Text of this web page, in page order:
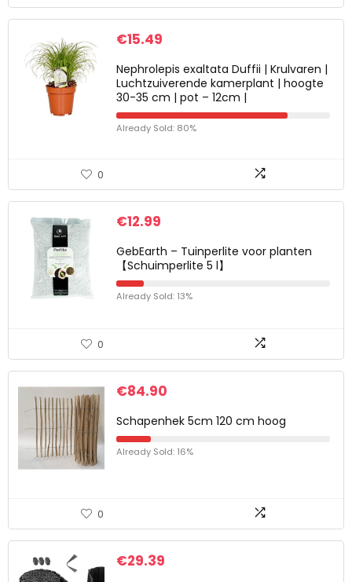
€15.49
Nephrolepis exaltata Duffii | Krulvaren |
Luchtzuiverende kamerplant | hoogte
30-35 cm | pot – 12cm |
Already Sold: 80%
0
€12.99
GebEarth – Tuinperlite voor planten
【Schuimperlite 5 l】
Already Sold: 13%
0
€84.90
Schapenhek 5cm 120 cm hoog
Already Sold: 16%
0
€29.39